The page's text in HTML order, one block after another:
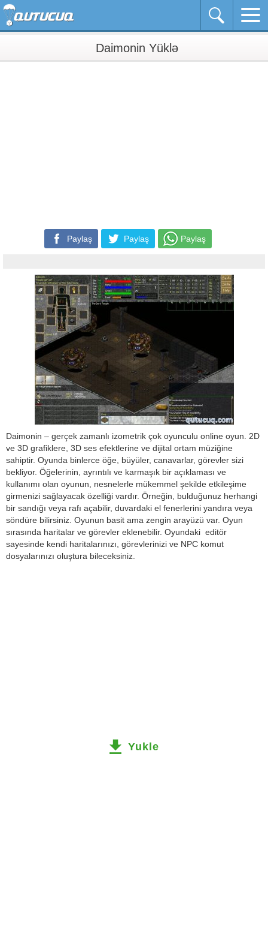
Daimonin Yüklə
Paylaş Paylaş Paylaş
Daimonin – gerçek zamanlı izometrik çok oyunculu online oyun. 2D
ve 3D grafiklere, 3D ses efektlerine ve dijital ortam müziğine
sahiptir. Oyunda binlerce öğe, büyüler, canavarlar, görevler sizi
bekliyor. Öğelerinin, ayrıntılı ve karmaşık bir açıklaması ve
kullanımı olan oyunun, nesnelerle mükemmel şekilde etkileşime
girmenizi sağlayacak özelliği vardır. Örneğin, bulduğunuz herhangi
bir sandığı veya rafı açabilir, duvardaki el fenerlerini yandıra veya
söndüre bilirsiniz. Oyunun basit ama zengin arayüzü var. Oyun
sırasında haritalar ve görevler eklenebilir. Oyundaki editör
sayesinde kendi haritalarınızı, görevlerinizi ve NPC komut
dosyalarınızı oluştura bileceksiniz.
Yukle